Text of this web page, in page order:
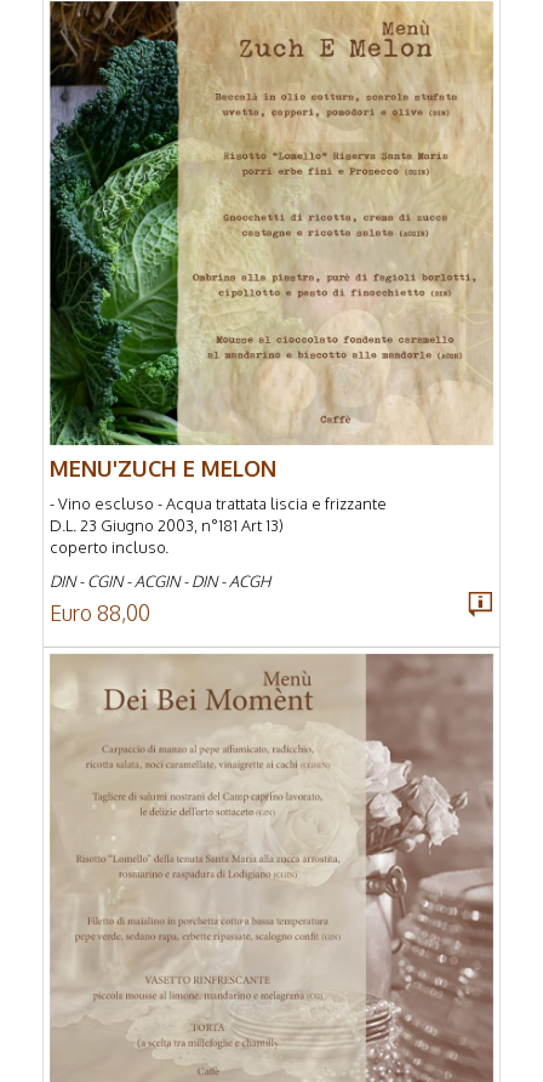
MENU'ZUCH E MELON
- Vino escluso - Acqua trattata liscia e frizzante
D.L. 23 Giugno 2003, n°181 Art 13)
coperto incluso.
DIN - CGIN - ACGIN - DIN - ACGH
Euro 88,00